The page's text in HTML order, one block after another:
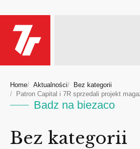
Home Aktualności
Bez kategorii
Patron Capital i 7R sprzedali projekt
Badz na biezaco
Bez kategorii